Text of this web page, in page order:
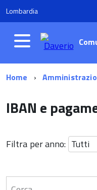
Lombardia
Home
IBAN e
Filtra per anno: